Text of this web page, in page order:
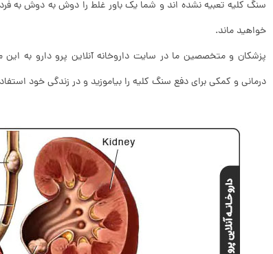
سنگ کلیه تعبیه نشده اند و شما یک باور غلط را دوش به دوش به
خواهید ماند.
پزشکان و متخصصین ما در سایت داروخانه آنلاین پرو دارو به این
درمانی و کمکی برای دفع سنگ کلیه را بیاموزید و در زندگی خود